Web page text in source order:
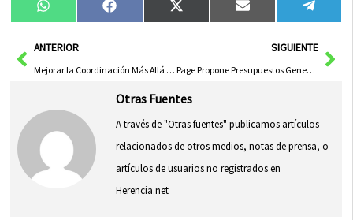
Compartir
en
WhatsAppCompartir
en
FacebookCompartir
en
X
(Twitter)
Compartir
en
Email
en
AntANTERIOR
Mejorar la Coordinación Más Allá del Estado
SIGUIENTE
Page Propone Presupuestos Generales a Cuatro Años para Prevenir Bloqueos Políticos y Garantizar Estabilidad Financiera
Otras Fuentes
A través de "Otras fuentes" publicamos artículos
relacionados de otros medios, notas de prensa, o
artículos de usuarios no registrados en
Herencia.net